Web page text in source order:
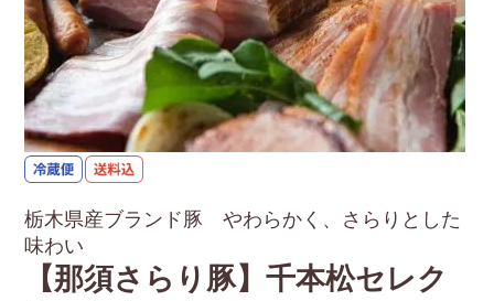
栃木県産ブランド豚 やわらかく、さらりとした
味わい
【那須さらり豚】千本松セレク